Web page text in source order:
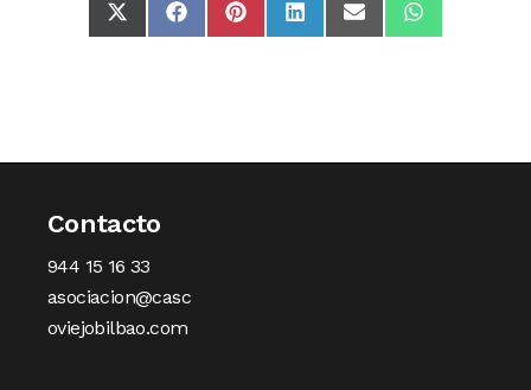
X
(Twitter)
FacebookPinterestLinkedInEmail WhatsApp
Contacto
944 15 16 33
asociacion@casc
oviejobilbao.com